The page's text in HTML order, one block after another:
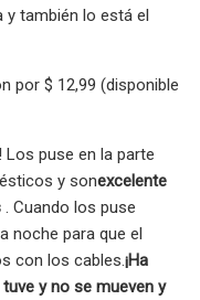
y también lo está el
por $ 12,99 (disponible
Los puse en la parte
y sonexcelente
. Cuando los puse
noche para que el
con los cables.¡Ha
y no se mueven y